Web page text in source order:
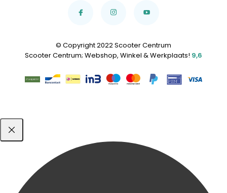
© Copyright 2022 Scooter Centrum
Scooter Centrum; Webshop, Winkel & Werkplaats! 9,6